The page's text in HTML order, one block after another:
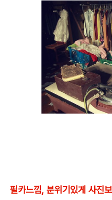
필카느낌, 분위기있게 사진